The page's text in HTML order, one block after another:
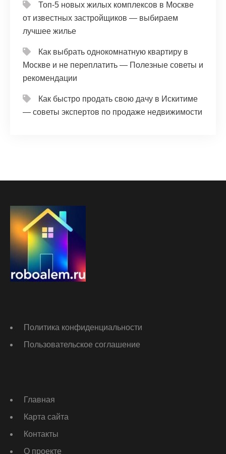
Топ-5 новых жилых комплексов в Москве
от известных застройщиков — выбираем
лучшее жилье
Как выбрать однокомнатную квартиру в
Москве и не переплатить — Полезные советы и
рекомендации
Как быстро продать свою дачу в Искитиме
— советы экспертов по продаже недвижимости
Политика конфиденциальности
Пользовательское соглашение
Главная
Карта сайта
Контакты
О проекте